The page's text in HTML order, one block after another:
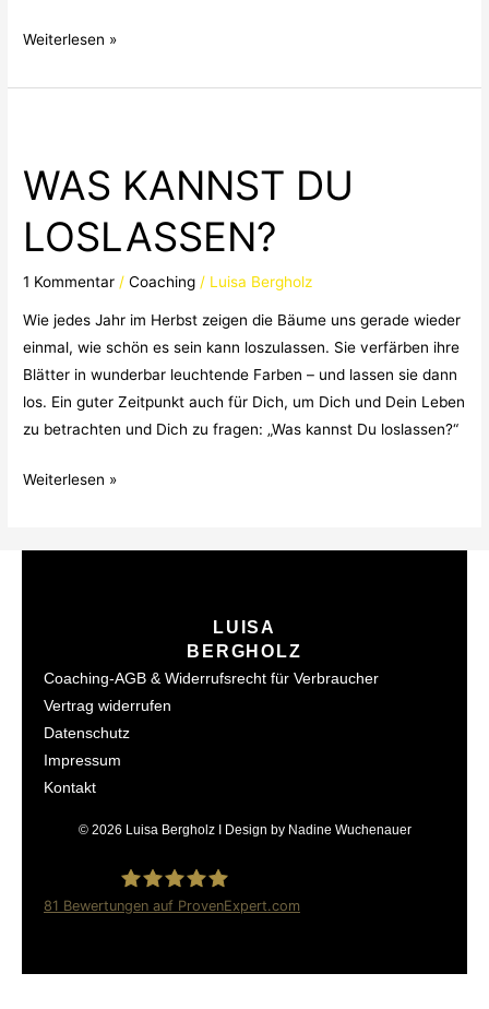
Weiterlesen »
WAS KANNST DU
LOSLASSEN?
1 Kommentar /Coaching / Luisa Bergholz
Wie jedes Jahr im Herbst zeigen die Bäume uns gerade wieder
einmal, wie schön es sein kann loszulassen. Sie verfärben ihre
Blätter in wunderbar leuchtende Farben – und lassen sie dann
los. Ein guter Zeitpunkt auch für Dich, um Dich und Dein Leben
zu betrachten und Dich zu fragen: „Was kannst Du loslassen?“
DU
LOSLASSEN?
Weiterlesen »
LUISA
BERGHOLZ
Coaching-AGB & Widerrufsrecht für Verbraucher
Vertrag widerrufen
Datenschutz
Impressum
Kontakt
© 2026 Luisa Bergholz I Design by Nadine Wuchenauer
81 Bewertungen auf ProvenExpert.com